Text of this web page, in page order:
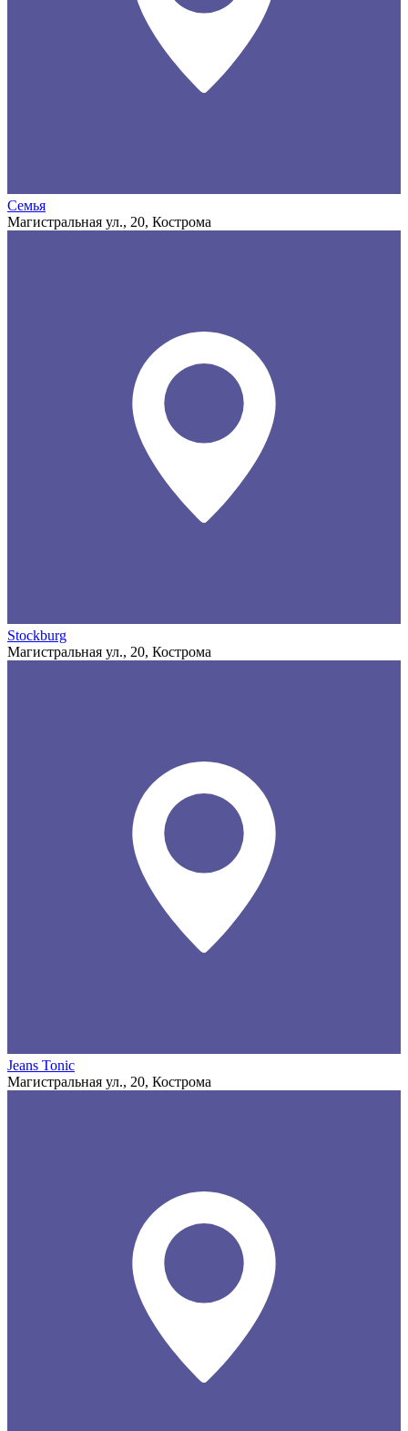
Семья
Магистральная ул., 20, Кострома
Stockburg
Магистральная ул., 20, Кострома
Jeans Tonic
Магистральная ул., 20, Кострома